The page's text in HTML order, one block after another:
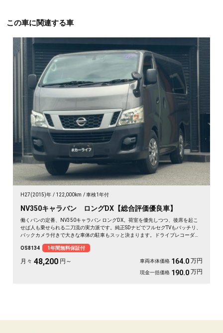
この車に関連する車
H27(2015)年 122,000km 車検1年付
NV350キャラバン ロングDX【総合評価優良車】
働くバンの定番、NV350キャラバン ロングDX。荷室を優先しつつ、後席を起こ
せば人も乗せられる二刀流の実力派です。純正SDナビでフルセグTVもバッチリ、
バックカメラ付きで大きな車体の駐車もスッと決まります。ドライブレコーダー
楽々。仕事道具を満載して現場へ、休日は趣味の遠出へ。使い方は自由自在。ま
ずはこの走りやすさを体感してください《1年保証付》🚗✨💫👍🎵
OS8134 1年間無料保証付
月々 48,200 円～ 車両本体価格 164.0 万円
現金一括価格 190.0 万円